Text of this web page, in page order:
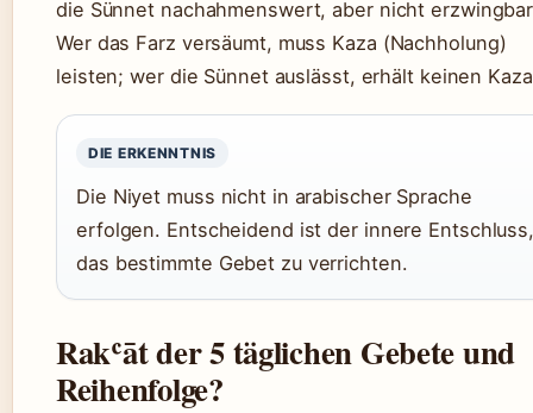
die Sünnet nachahmenswert, aber nicht
Wer das Farz versäumt, muss Kaza (Nachholung)
leisten; wer die Sünnet auslässt, erhält keinen
DIE ERKENNTNIS
Die Niyet muss nicht in arabischer Sprache
erfolgen. Entscheidend ist der innere
das bestimmte Gebet zu verrichten.
Rakʿāt der 5 täglichen Gebete und
Reihenfolge?